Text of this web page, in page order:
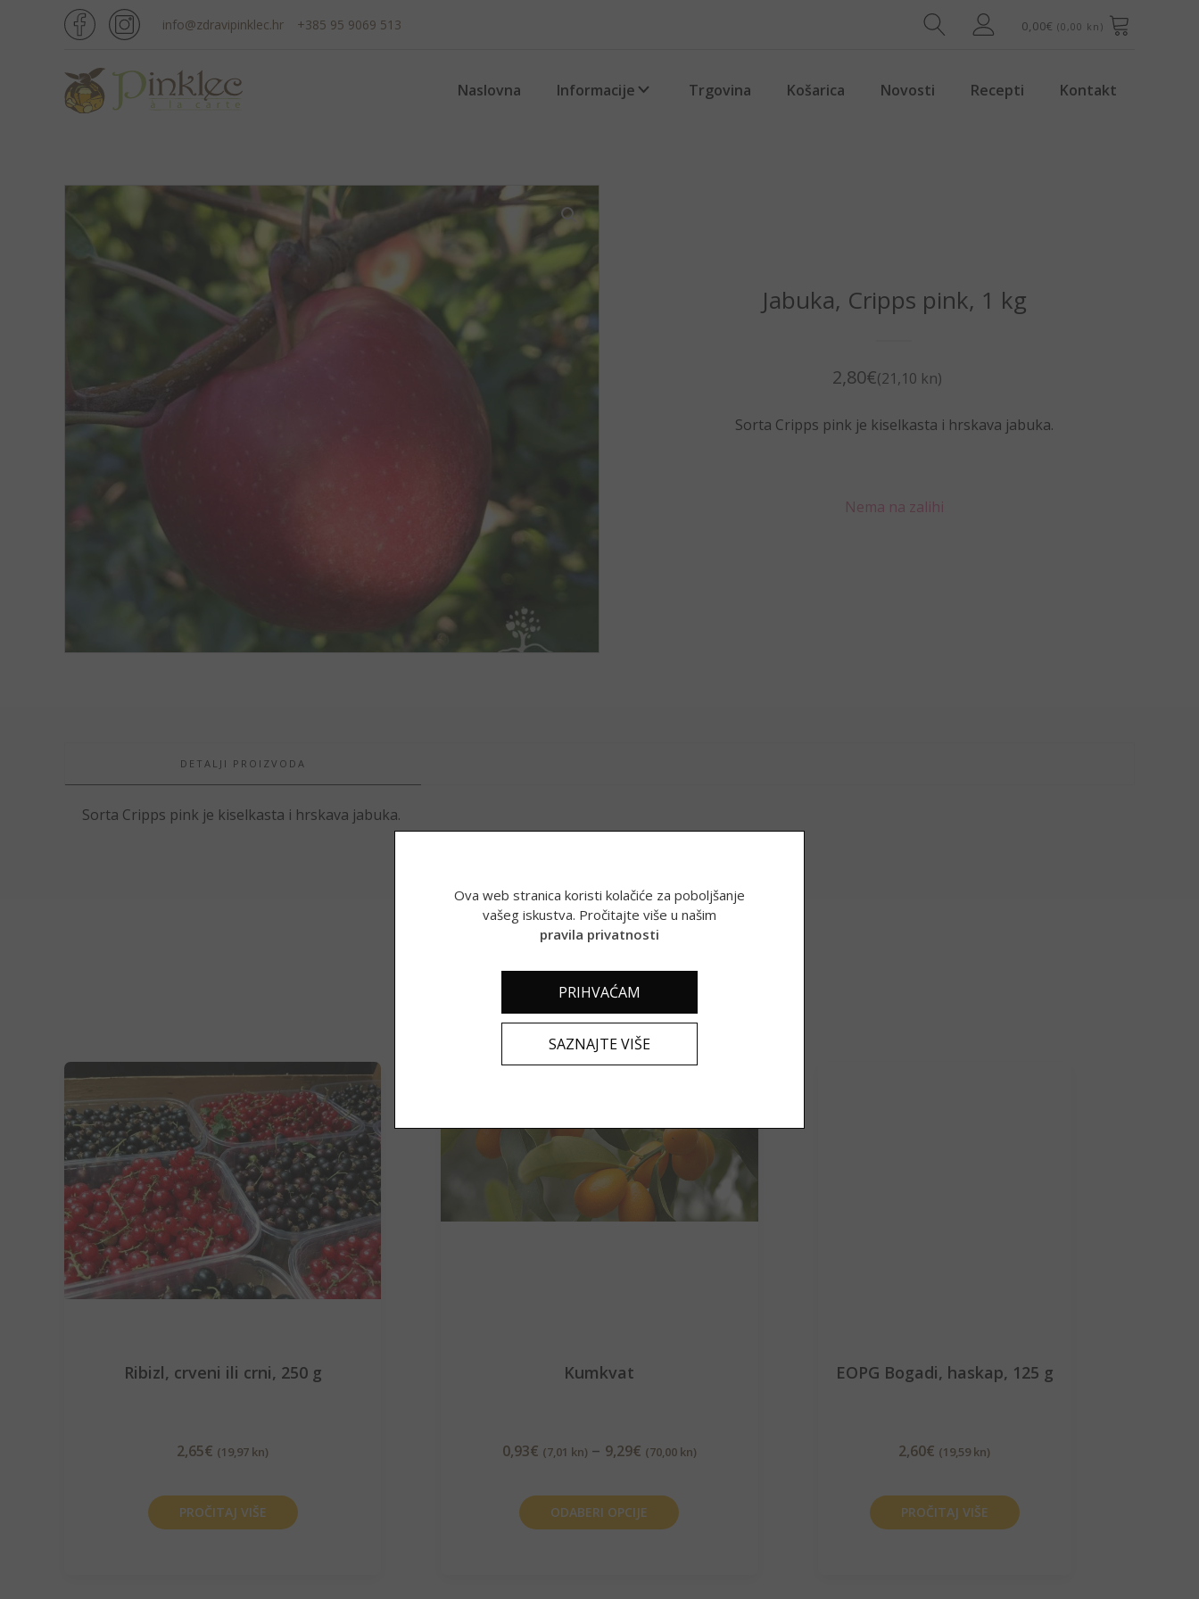
info@zdravipinklec.hr +385 95 9069 513 0,00€ (0,00 kn)
Naslovna Informacije Trgovina Košarica Novosti Recepti Kontakt
Jabuka, Cripps pink, 1 kg
2,80€(21,10 kn)
Sorta Cripps pink je kiselkasta i hrskava jabuka.
Nema na zalihi
DETALJI PROIZVODA
Sorta Cripps pink je kiselkasta i hrskava jabuka.
Povezani proizvodi
Ribizl, crveni ili crni, 250 g
2,65€ (19,97 kn)
PROČITAJ VIŠE
Kumkvat
0,93€ (7,01 kn) – 9,29€ (70,00 kn)
ODABERI OPCIJE
EOPG Bogadi, haskap, 125 g
2,60€ (19,59 kn)
PROČITAJ VIŠE
Ova web stranica koristi kolačiće za poboljšanje
vašeg iskustva. Pročitajte više u našim
pravila privatnosti
PRIHVAĆAM
SAZNAJTE VIŠE